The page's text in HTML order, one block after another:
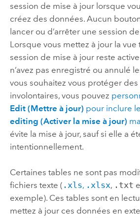
session de mise à jour lorsque
créez des données. Aucun
lancer ou d’arrêter une session
Lorsque vous mettez à jour la vue
session de mise à jour reste
n’avez pas enregistré ou annulé
vous souhaitez vous protéger
involontaires, vous pouvez
Edit (Mettre à jour) pour inclure
editing (Activer la mise à jour)
évite la mise à jour, sauf si elle a
intentionnellement.
Certaines tables ne sont pas
fichiers texte ( .xls, .xlsx, .txt
exemple). Ces tables sont en
mettez à jour ces données en